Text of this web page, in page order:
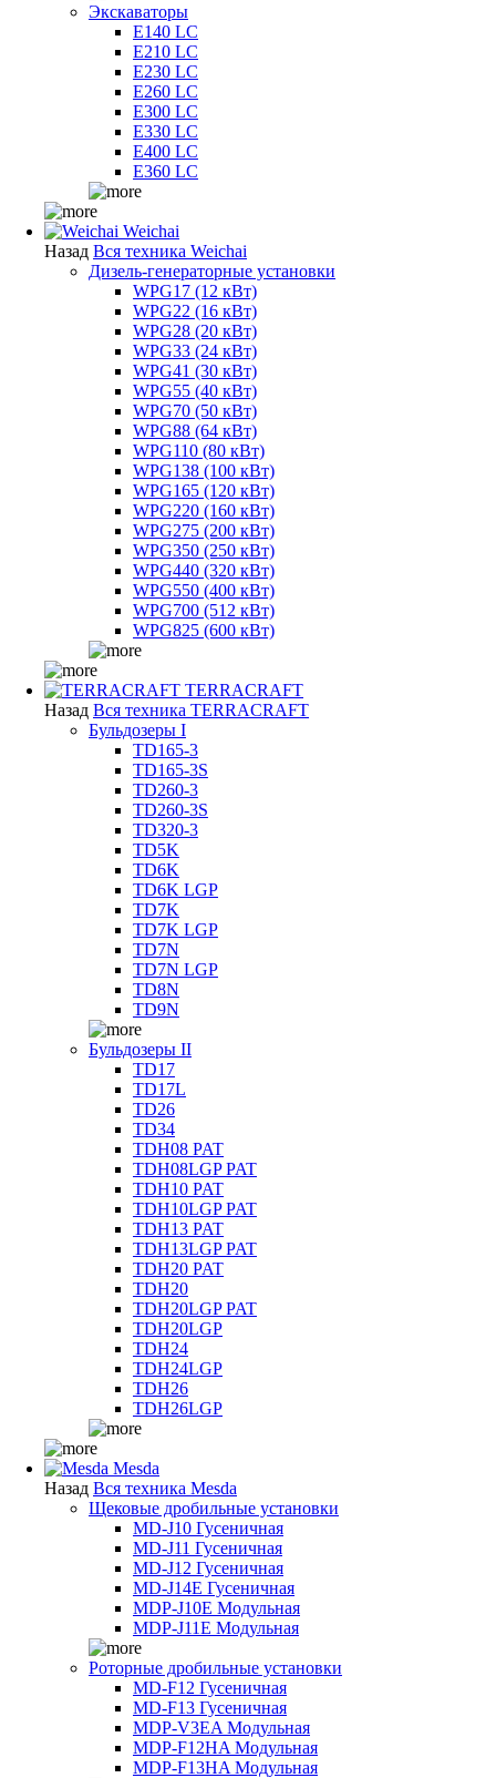
Экскаваторы
E140 LC
E210 LC
E230 LC
E260 LC
E300 LC
E330 LC
E400 LC
E360 LC
Weichai
Назад Вся техника Weichai
Дизель-генераторные установки
WPG17 (12 кВт)
WPG22 (16 кВт)
WPG28 (20 кВт)
WPG33 (24 кВт)
WPG41 (30 кВт)
WPG55 (40 кВт)
WPG70 (50 кВт)
WPG88 (64 кВт)
WPG110 (80 кВт)
WPG138 (100 кВт)
WPG165 (120 кВт)
WPG220 (160 кВт)
WPG275 (200 кВт)
WPG350 (250 кВт)
WPG440 (320 кВт)
WPG550 (400 кВт)
WPG700 (512 кВт)
WPG825 (600 кВт)
TERRACRAFT
Назад Вся техника TERRACRAFT
Бульдозеры I
TD165-3
TD165-3S
TD260-3
TD260-3S
TD320-3
TD5K
TD6K
TD6K LGP
TD7K
TD7K LGP
TD7N
TD7N LGP
TD8N
TD9N
Бульдозеры II
TD17
TD17L
TD26
TD34
TDH08 PAT
TDH08LGP PAT
TDH10 PAT
TDH10LGP PAT
TDH13 PAT
TDH13LGP PAT
TDH20 PAT
TDH20
TDH20LGP PAT
TDH20LGP
TDH24
TDH24LGP
TDH26
TDH26LGP
Mesda
Назад Вся техника Mesda
Щековые дробильные установки
MD-J10 Гусеничная
MD-J11 Гусеничная
MD-J12 Гусеничная
MD-J14E Гусеничная
MDP-J10E Модульная
MDP-J11E Модульная
Роторные дробильные установки
MD-F12 Гусеничная
MD-F13 Гусеничная
MDP-V3EA Модульная
MDP-F12HA Модульная
MDP-F13HA Модульная